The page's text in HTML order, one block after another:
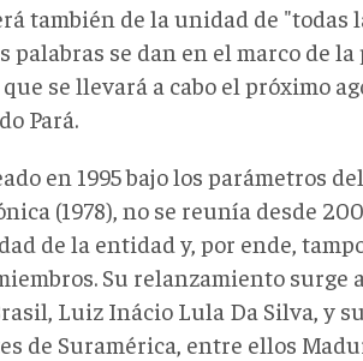
también de la unidad de
palabras se dan en el marco de
se llevará a cabo el próximo
Pará.
en 1995 bajo los parámetros
(1978), no se reunía desde
de la entidad y, por ende,
Su relanzamiento
Luiz Inácio Lula Da Silva, y
de Suramérica, entre ellos